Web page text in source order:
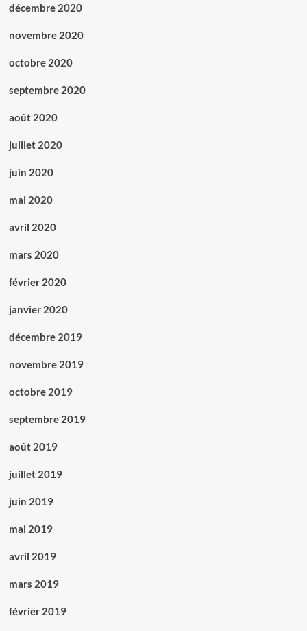
décembre 2020
novembre 2020
octobre 2020
septembre 2020
août 2020
juillet 2020
juin 2020
mai 2020
avril 2020
mars 2020
février 2020
janvier 2020
décembre 2019
novembre 2019
octobre 2019
septembre 2019
août 2019
juillet 2019
juin 2019
mai 2019
avril 2019
mars 2019
février 2019